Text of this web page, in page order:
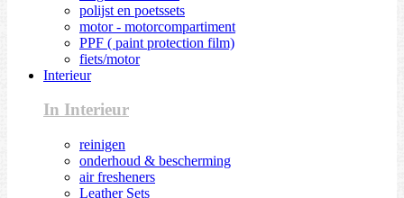
polijst en poetssets
motor - motorcompartiment
PPF ( paint protection film)
fiets/motor
Interieur
In Interieur
reinigen
onderhoud & bescherming
air fresheners
Leather Sets